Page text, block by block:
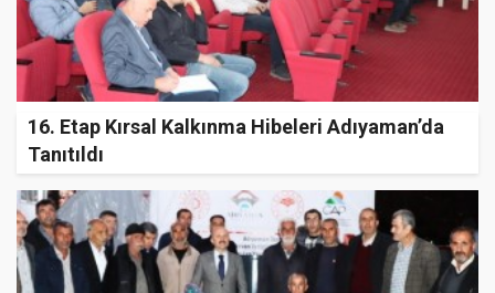
16. Etap Kırsal Kalkınma Hibeleri Adıyaman’da
Tanıtıldı